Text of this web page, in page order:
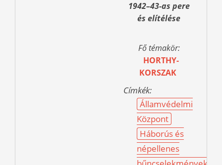
1942–43-as pere
és elítélése
Fő témakör:
HORTHY-
KORSZAK
Címkék:
Államvédelmi
Központ
Háborús és
népellenes